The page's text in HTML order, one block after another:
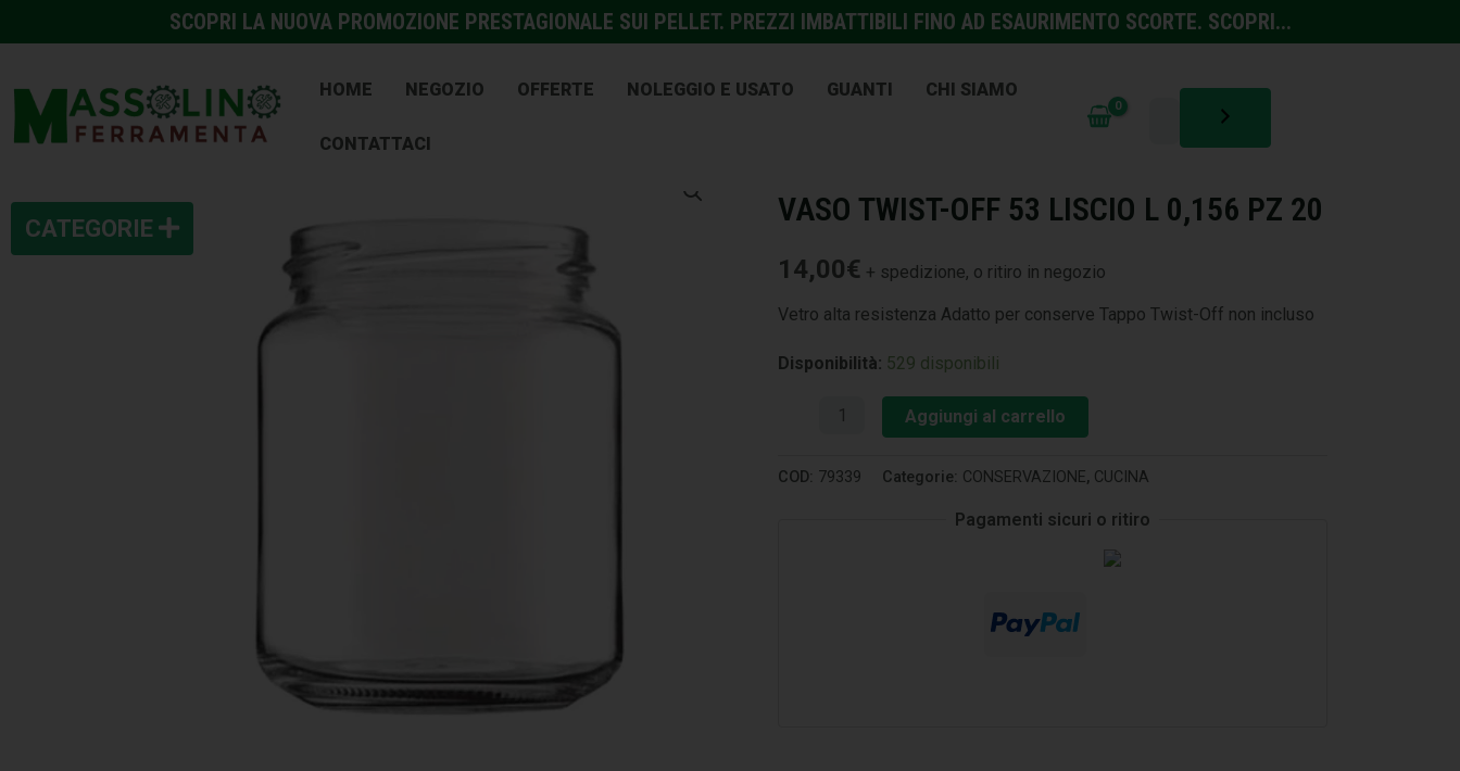
SCOPRI LA NUOVA PROMOZIONE PRESTAGIONALE SUI PELLET. PREZZI IMBATTIBILI FINO AD ESAURIMENTO SCORTE. SCOPRI...
HOME NEGOZIO OFFERTE NOLEGGIO E USATO GUANTI CHI SIAMO
CONTATTACI
VASO TWIST-OFF 53 LISCIO L 0,156 PZ 20
14,00€ + spedizione, o ritiro in negozio
Vetro alta resistenza Adatto per conserve Tappo Twist-Off non incluso
Disponibilità: 529 disponibili
Aggiungi al carrello
COD: 79339 Categorie: CONSERVAZIONE, CUCINA
Pagamenti sicuri o ritiro